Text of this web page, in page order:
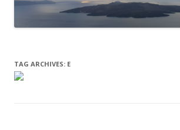
TAG ARCHIVES: E